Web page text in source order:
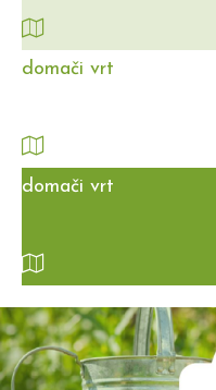
domači vrt
domači vrt